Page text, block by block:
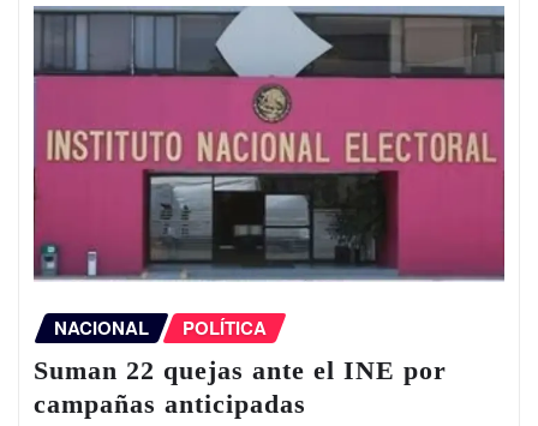
NACIONAL POLÍTICA
Suman 22 quejas ante el INE por
campañas anticipadas